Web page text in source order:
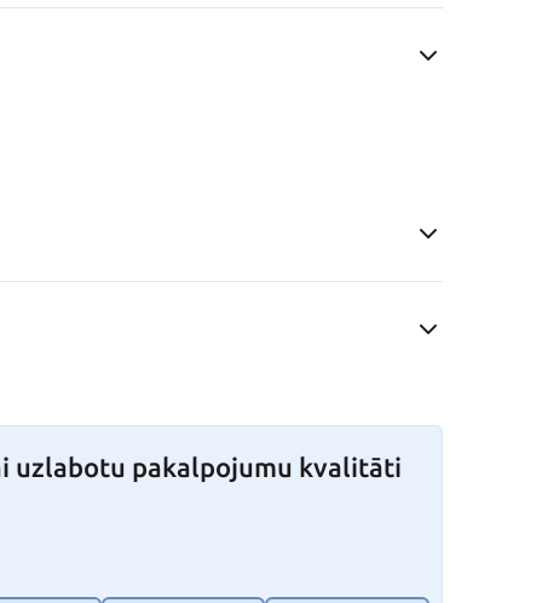
uzlabotu pakalpojumu kvalitāti